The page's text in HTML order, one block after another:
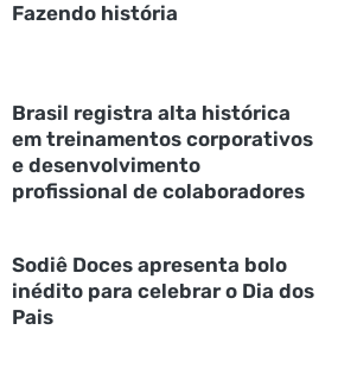
Fazendo história
Brasil registra alta histórica
em treinamentos corporativos
e desenvolvimento
profissional de colaboradores
Sodiê Doces apresenta bolo
inédito para celebrar o Dia dos
Pais